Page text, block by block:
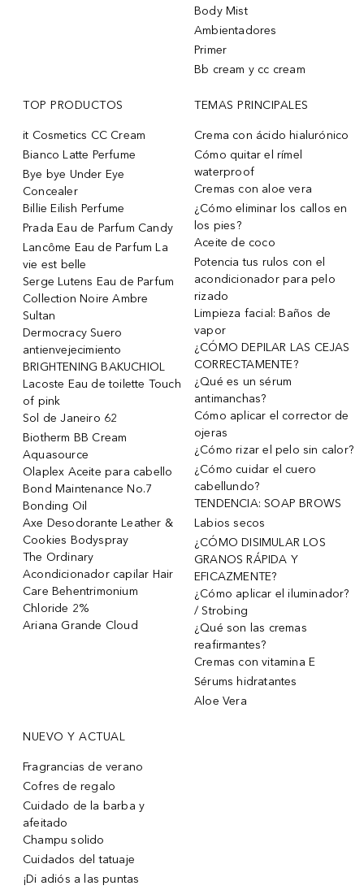
Body Mist
Ambientadores
Primer
Bb cream y cc cream
TOP PRODUCTOS
it Cosmetics CC Cream
Bianco Latte Perfume
Bye bye Under Eye
Concealer
Billie Eilish Perfume
Prada Eau de Parfum Candy
Lancôme Eau de Parfum La
vie est belle
Serge Lutens Eau de Parfum
Collection Noire Ambre
Sultan
Dermocracy Suero
antienvejecimiento
BRIGHTENING BAKUCHIOL
Lacoste Eau de toilette Touch
of pink
Sol de Janeiro 62
Biotherm BB Cream
Aquasource
Olaplex Aceite para cabello
Bond Maintenance No.7
Bonding Oil
Axe Desodorante Leather &
Cookies Bodyspray
The Ordinary
Acondicionador capilar Hair
Care Behentrimonium
Chloride 2%
Ariana Grande Cloud
TEMAS PRINCIPALES
Crema con ácido hialurónico
Cómo quitar el rímel
waterproof
Cremas con aloe vera
¿Cómo eliminar los callos en
los pies?
Aceite de coco
Potencia tus rulos con el
acondicionador para pelo
rizado
Limpieza facial: Baños de
vapor
¿CÓMO DEPILAR LAS CEJAS
CORRECTAMENTE?
¿Qué es un sérum
antimanchas?
Cómo aplicar el corrector de
ojeras
¿Cómo rizar el pelo sin calor?
¿Cómo cuidar el cuero
cabellundo?
TENDENCIA: SOAP BROWS
Labios secos
¿CÓMO DISIMULAR LOS
GRANOS RÁPIDA Y
EFICAZMENTE?
¿Cómo aplicar el iluminador?
/ Strobing
¿Qué son las cremas
reafirmantes?
Cremas con vitamina E
Sérums hidratantes
Aloe Vera
NUEVO Y ACTUAL
Fragrancias de verano
Cofres de regalo
Cuidado de la barba y
afeitado
Champu solido
Cuidados del tatuaje
¡Di adiós a las puntas